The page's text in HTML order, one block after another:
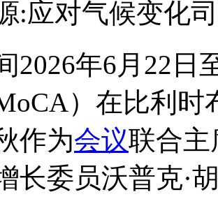
:应对气候变化司
2026年6月22日
MoCA）在比利
作为会议联合主
长委员沃普克·